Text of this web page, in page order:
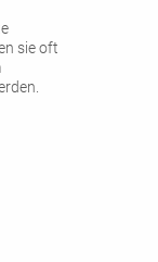
sie oft